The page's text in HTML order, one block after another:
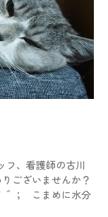
フ、看護師の古川
ございませんか？
＾； こまめに水分